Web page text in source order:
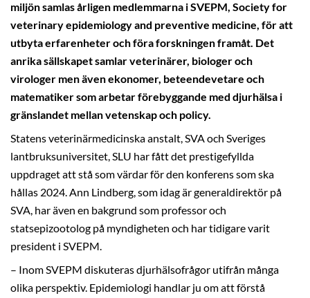
miljön samlas årligen medlemmarna i SVEPM, Society for
veterinary epidemiology and preventive medicine, för att
utbyta erfarenheter och föra forskningen framåt. Det
anrika sällskapet samlar veterinärer, biologer och
virologer men även ekonomer, beteendevetare och
matematiker som arbetar förebyggande med djurhälsa i
gränslandet mellan vetenskap och policy.
Statens veterinärmedicinska anstalt, SVA och Sveriges
lantbruksuniversitet, SLU har fått det prestigefyllda
uppdraget att stå som värdar för den konferens som ska
hållas 2024. Ann Lindberg, som idag är generaldirektör på
SVA, har även en bakgrund som professor och
statsepizootolog på myndigheten och har tidigare varit
president i SVEPM.
– Inom SVEPM diskuteras djurhälsofrågor utifrån många
olika perspektiv. Epidemiologi handlar ju om att förstå